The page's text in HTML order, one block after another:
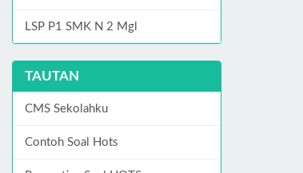
LSP P1 SMK N 2 Mgl
TAUTAN
CMS Sekolahku
Contoh Soal Hots